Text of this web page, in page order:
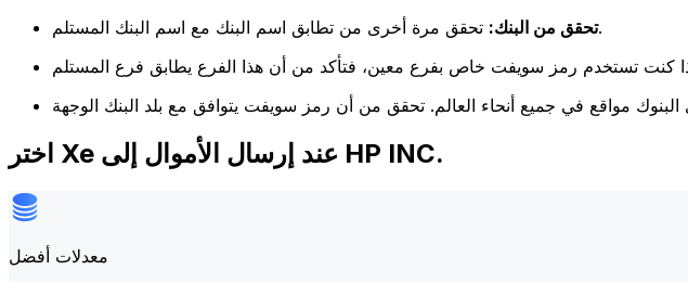
تحقق من البنك:تحقق مرة أخرى من تطابق اسم البنك مع اسم البنك المستلم.
اختر Xe عند إرسال الأموال إلى HP INC.
معدلات أفضل